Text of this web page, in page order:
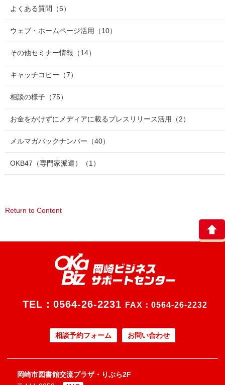
よくある質問 （5）
ウェブ・ホームページ活用 （10）
その他セミナー情報 （14）
キャッチコピー （7）
相談の様子 （75）
お金をかけずにメディアに載るプレスリリース活用 （2）
メルマガバックナンバー （40）
OKB47（専門家派遣） （1）
Return to Content
TEL： 0564-26-2231 FAX：0564-26-2232
相談予約フォーム お問い合わせ
岡崎市図書館交流プラザ・りぶら2F